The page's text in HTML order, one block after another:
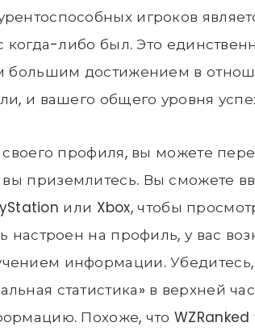
игроков
когда-либо был. Это
большим достижением в
и вашего общего уровня
своего профиля, вы можете
вы приземлитесь. Вы сможете
или Xbox, чтобы
настроен на профиль, у вас
информации. Убедитесь,
статистика» в верхней
Похоже, что WZRanked